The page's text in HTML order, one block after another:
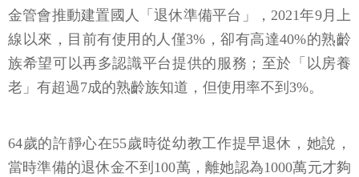
金管會推動建置國人「退休準備平台」，2021年9月上
線以來，目前有使用的人僅3%，卻有高達40%的熟齡
族希望可以再多認識平台提供的服務；至於「以房養
老」有超過7成的熟齡族知道，但使用率不到3%。
64歲的許靜心在55歲時從幼教工作提早退休，她說，
當時準備的退休金不到100萬，離她認為1000萬元才夠